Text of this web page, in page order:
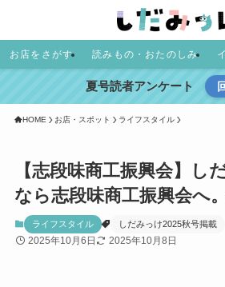
お店をさがす 読みもの・おたのしみ
夏号読者アンケート
HOME お店・スポット ライフスタイル
【志段味商工振興会】し
なら志段味商工振興会へ
ライフスタイル しだみっけ2025秋号掲載
2025年10月6日 2025年10月8日